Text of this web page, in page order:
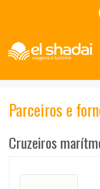
Parceiros e
Cruzeiros